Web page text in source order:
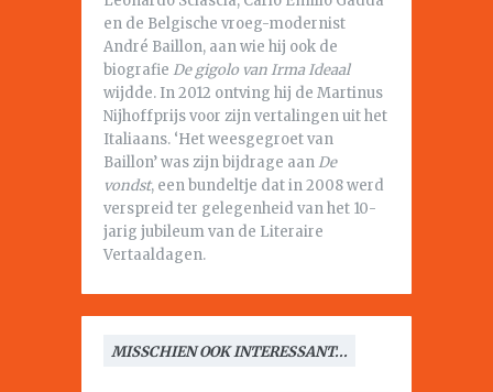
en de Belgische vroeg-modernist
André Baillon, aan wie hij ook de
biografie De gigolo van Irma Ideaal
wijdde. In 2012 ontving hij de Martinus
Nijhoffprijs voor zijn vertalingen uit het
Italiaans. ‘Het weesgegroet van
Baillon’ was zijn bijdrage aanDe
vondst, een bundeltje dat in 2008 werd
verspreid ter gelegenheid van het 10-
jarig jubileum van de Literaire
Vertaaldagen.
MISSCHIEN OOK INTERESSANT...